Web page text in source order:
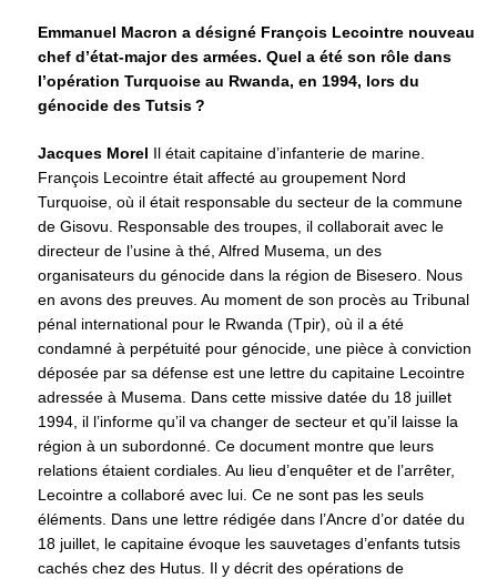
Emmanuel Macron a désigné François Lecointre nouveau
chef d’état-major des armées. Quel a été son rôle dans
l’opération Turquoise au Rwanda, en 1994, lors du
génocide des Tutsis ?
Jacques Morel Il était capitaine d’infanterie de marine.
François Lecointre était affecté au groupement Nord
Turquoise, où il était responsable du secteur de la commune
de Gisovu. Responsable des troupes, il collaborait avec le
directeur de l’usine à thé, Alfred Musema, un des
organisateurs du génocide dans la région de Bisesero. Nous
en avons des preuves. Au moment de son procès au Tribunal
pénal international pour le Rwanda (Tpir), où il a été
condamné à perpétuité pour génocide, une pièce à conviction
déposée par sa défense est une lettre du capitaine Lecointre
adressée à Musema. Dans cette missive datée du 18 juillet
1994, il l’informe qu’il va changer de secteur et qu’il laisse la
région à un subordonné. Ce document montre que leurs
relations étaient cordiales. Au lieu d’enquêter et de l’arrêter,
Lecointre a collaboré avec lui. Ce ne sont pas les seuls
éléments. Dans une lettre rédigée dans l’Ancre d’or datée du
18 juillet, le capitaine évoque les sauvetages d’enfants tutsis
cachés chez des Hutus. Il y décrit des opérations de